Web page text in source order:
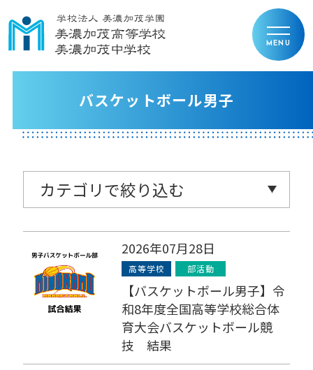
バスケットボール男子
2026年07月28日
高等学校 部活動
【バスケットボール男子】令
和8年度全国高等学校総合体
育大会バスケットボール競
技 結果